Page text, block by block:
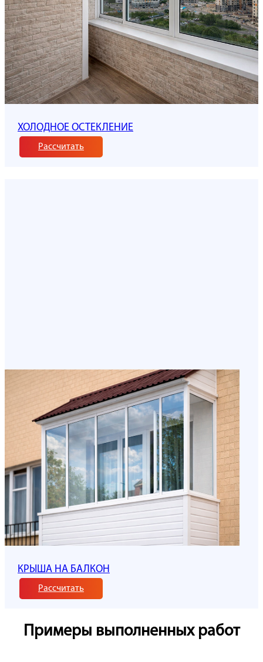
ХОЛОДНОЕ ОСТЕКЛЕНИЕ
Рассчитать
КРЫША НА БАЛКОН
Рассчитать
Примеры выполненных работ